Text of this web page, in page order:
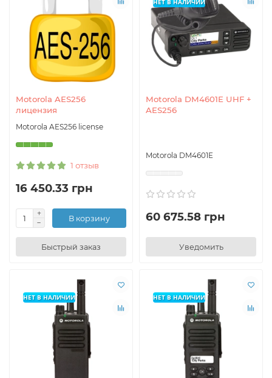
Motorola AES256
лицензия
Motorola AES256 license
1 отзыв
16 450.33 грн
В корзину
Быстрый заказ
Motorola DM4601E UHF +
AES256
Motorola DM4601E
НЕТ В НАЛИЧИИ
60 675.58 грн
Уведомить
НЕТ В НАЛИЧИИ НЕТ В НАЛИЧИИ